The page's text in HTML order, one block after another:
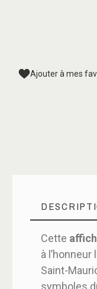
Ajouter à mes
Cette
à
Saint-
symboles